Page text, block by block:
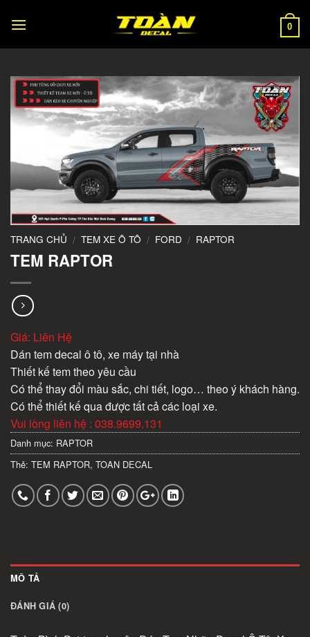
0
TRANG CHỦ / TEM XE Ô TÔ / FORD / RAPTOR
TEM RAPTOR
Giá: Liên Hệ
Dán tem decal ô tô, xe máy tại nhà
Thiết kế tem theo yêu cầu
Có thể thay đổi màu sắc, chi tiết, logo… theo ý khách hàng.
Có thể thiết kế qua được tất cả các loại xe.
Vui lòng liên hệ : 038.9699.131
Danh mục: RAPTOR
Thẻ: TEM RAPTOR, TOAN DECAL
MÔ TẢ
ĐÁNH GIÁ (0)